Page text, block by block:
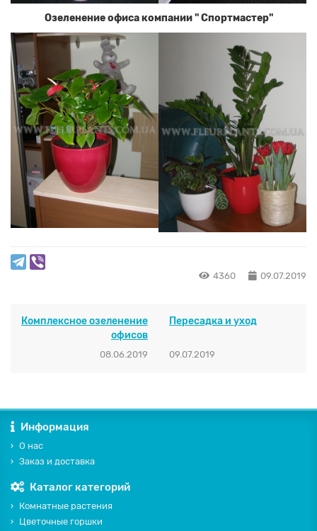
Озеленение офиса компании " Спортмастер"
4360 09.07.2019
Комплексное озеленение
офисов
08.06.2019
Пересадка и уход
09.07.2019
Информация
О нас
Заказ и доставка
Каталог категорий
Комнатные растения
Цветочные горшки